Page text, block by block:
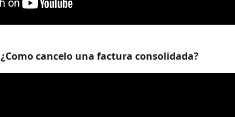
¿Como cancelo una factura consolidada?